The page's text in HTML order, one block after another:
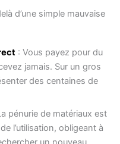
d’une simple mauvaise
: Vous payez pour du
jamais. Sur un gros
des centaines de
pénurie de matériaux est
l’utilisation, obligeant à